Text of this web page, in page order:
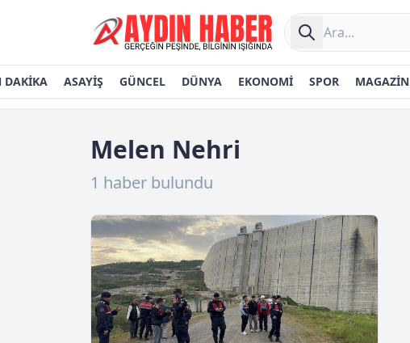
DAKİKA ASAYİŞ GÜNCEL DÜNYA EKONOMİ SPOR MAGAZİN
Melen Nehri
1 haber bulundu